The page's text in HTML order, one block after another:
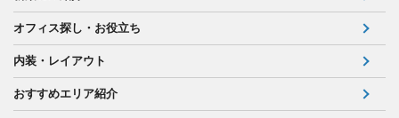
オフィス探し・お役立ち
内装・レイアウト
おすすめエリア紹介